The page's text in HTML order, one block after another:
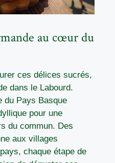
au cœur du
ces délices sucrés,
dans le Labourd.
du Pays Basque
pour une
du commun. Des
aux villages
chaque étape de